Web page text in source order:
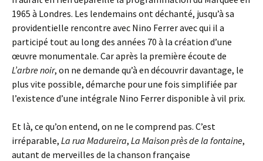
1965 à Londres. Les lendemains ont déchanté, jusqu’à sa
providentielle rencontre avec Nino Ferrer avec qui il a
participé tout au long des années 70 à la création d’une
œuvre monumentale. Car après la première écoute de
L’arbre noir, on ne demande qu’à en découvrir davantage, le
plus vite possible, démarche pour une fois simplifiée par
l’existence d’une intégrale Nino Ferrer disponible à vil prix.
Et là, ce qu’on entend, on ne le comprend pas. C’est
irréparable, La rua Madureira, La Maison près de la fontaine,
autant de merveilles de la chanson française